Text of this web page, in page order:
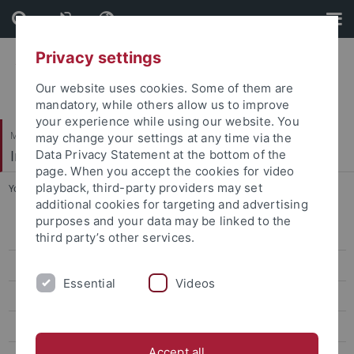
Skip
to
content
Skip
to
footer
Mathematisch-Naturwissenschaftliche Fakultät
Institut für Organische Chemie
You are here: Startseite ... Mitarbeitende
Mitarbeitende
Thomas Kienzle
Privacy settings
Our website uses cookies. Some of them are
mandatory, while others allow us to improve
your experience while using our website. You
may change your settings at any time via the
Data Privacy Statement at the bottom of the
page. When you accept the cookies for video
playback, third-party providers may set
additional cookies for targeting and advertising
purposes and your data may be linked to the
third party’s other services.
Essential Videos